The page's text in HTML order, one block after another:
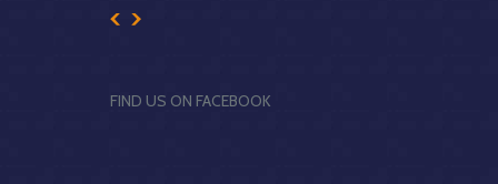
FIND US ON FACEBOOK